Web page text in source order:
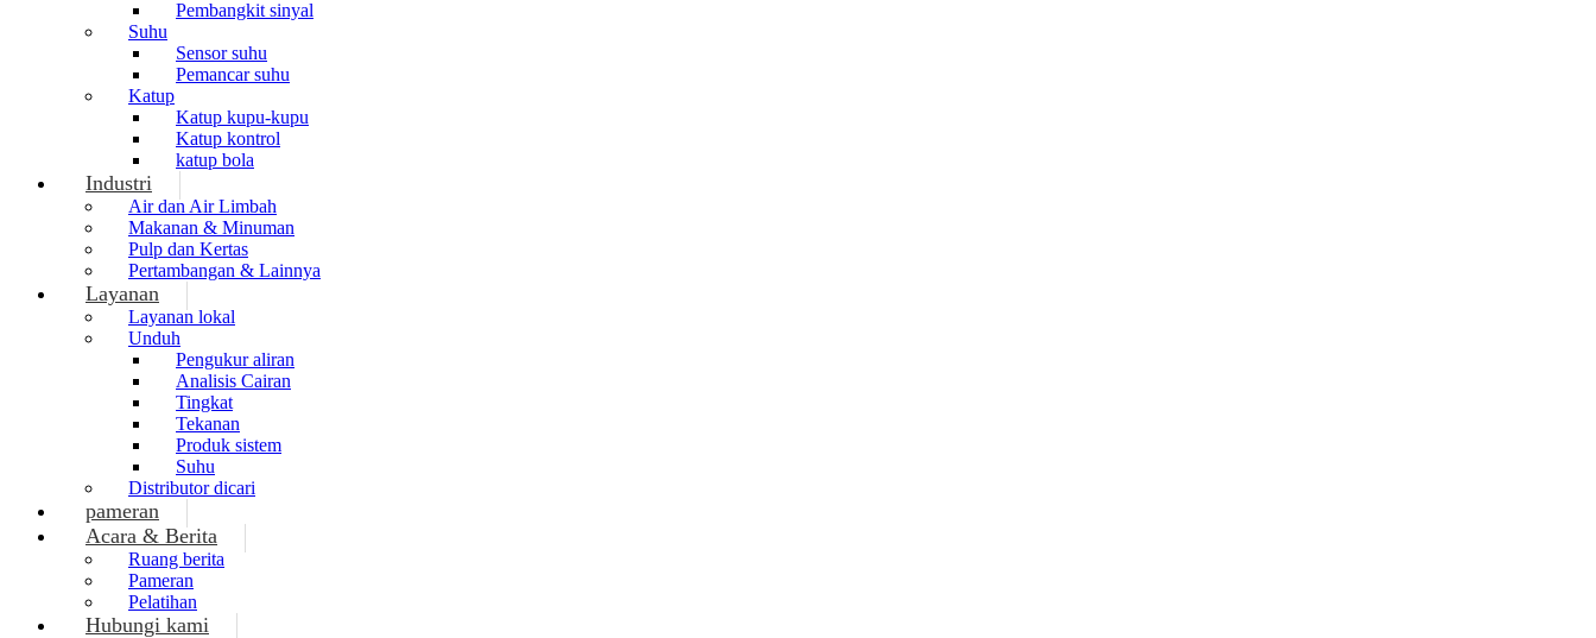
Pembangkit sinyal
Suhu
Sensor suhu
Pemancar suhu
Katup
Katup kupu-kupu
Katup kontrol
katup bola
Industri
Air dan Air Limbah
Makanan & Minuman
Pulp dan Kertas
Pertambangan & Lainnya
Layanan
Layanan lokal
Unduh
Pengukur aliran
Analisis Cairan
Tingkat
Tekanan
Produk sistem
Suhu
Distributor dicari
pameran
Acara & Berita
Ruang berita
Pameran
Pelatihan
Hubungi kami